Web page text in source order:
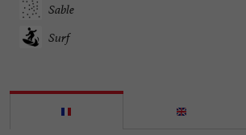
Sable
Surf